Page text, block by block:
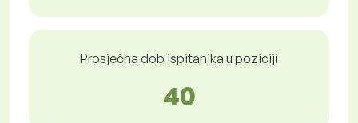
Prosječna dob ispitanika u poziciji
40